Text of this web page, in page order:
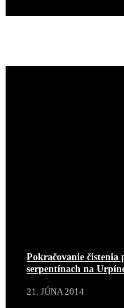
Pokračovanie čistenia
serpentínach na
21. JÚNA 2014